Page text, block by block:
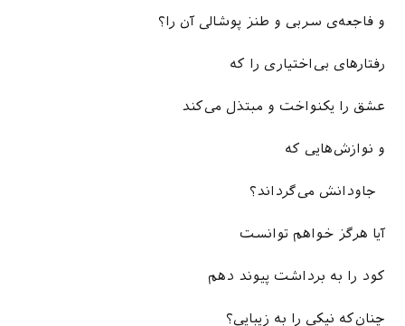
و فاجعه‌ی سربی و طنز پوشالی آن را؟
رفتارهای بی‌اختیاری را که
عشق را یکنواخت و مبتذل می‌کند
و نوازش‌هایی که
جاودانش می‌گرداند؟
آیا هرگز خواهم توانست
کود را به برداشت پیوند دهم
چنان‌که نیکی را به زیبایی؟